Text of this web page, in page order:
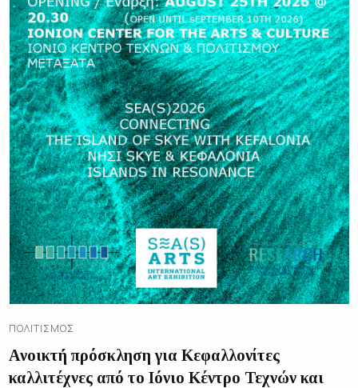
ΠΟΛΙΤΙΣΜΌΣ
Aνοικτή πρόσκληση για Κεφαλλονίτες
καλλιτέχνες από το Ιόνιο Κέντρο Τεχνών και